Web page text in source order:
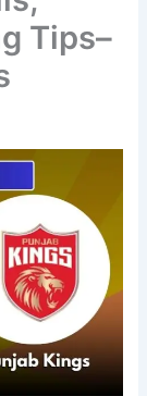
Tips–